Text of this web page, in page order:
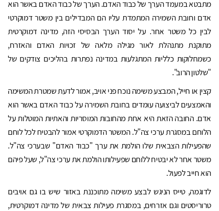
מתבטא במעמד הערך של כבוד האדם. הערך של כבוד האדם באשר הוא
אדם וחובת השמירה המתמדת עליו הם המבדילים בין משטר דמוקרטי
לבין כל משטר אחר. על יסוד הערך הבסיסי הזה, מדינה דמוקרטית
מתוקנת מתנהלת לאור מגילה מלאה של זכויות האדם והאזרח,
כשמחלוקות כלליות המתגלעות במדינה נפתרות בהליכים צודקים של
"שלטון הרוב".
קצין או חייל, המבצע משימה נוכח פני אויב, אמור לדעת שמטרת המשימה
והאמצעים לביצועה עומדים בחובת השמירה על כבוד האדם באשר הוא
אדם. החובה הזאת היא אחת מהחובות המוסריות והאתיות המוטלות על
הלוחם במסגרת ערכי צה"ל. המשטר הדמוקרטי אמור להבטיח לכל לוחם
שהפעילות הצבאית שלו הולמת את ערך "כבוד האדם" שבערכי צה"ל.
משטר אחר לא יבטיח ללוחם שפעילותו הולמת את ערכי צה"ל, שעל פיהם
הוא חייב לפעול.
לדוגמה, טייס הניגש לבצע משימה מתוכננת באזור שיש בו גם אויבים
טרוריסטים וגם אזרחים, במסגרת פעילות צבאית של מדינה דמוקרטית,